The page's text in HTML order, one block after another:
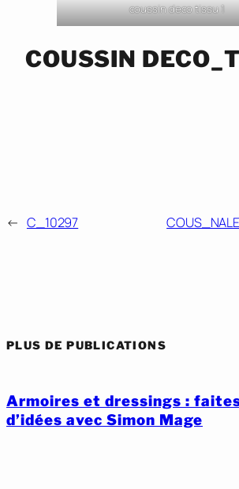
coussin deco tissu 1
COUSSIN
← C_10297
PLUS DE PUBLICATIONS
Armoires et dressings :
d’idées avec Simon Mage